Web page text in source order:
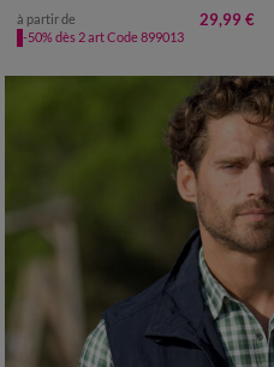
à partir de 29,99 €
-50% dès 2 art Code 899013